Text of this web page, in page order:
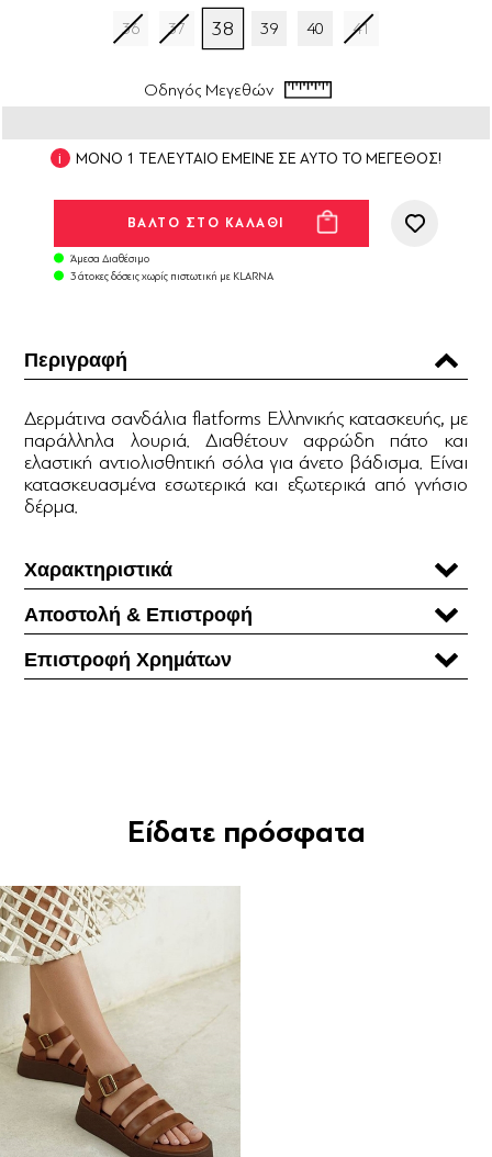
36 37 38 39 40 41
Οδηγός Μεγεθών
ΜΟΝΟ 1 ΤΕΛΕΥΤΑΙΟ ΕΜΕΙΝΕ ΣΕ ΑΥΤΟ ΤΟ ΜΕΓΕΘΟΣ!
Άμεσα Διαθέσιμο
3 άτοκες δόσεις χωρίς πιστωτική με KLARNA
Περιγραφή
Δερμάτινα σανδάλια flatforms Ελληνικής κατασκευής, με
παράλληλα λουριά. Διαθέτουν αφρώδη πάτο και
ελαστική αντιολισθητική σόλα για άνετο βάδισμα. Είναι
κατασκευασμένα εσωτερικά και εξωτερικά από γνήσιο
δέρμα.
Χαρακτηριστικά
Αποστολή & Επιστροφή
Επιστροφή Χρηµάτων
Είδατε πρόσφατα